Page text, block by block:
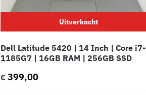
Uitverkocht
Dell Latitude 5420 | 14 Inch | Core i7-
1185G7 | 16GB RAM | 256GB SSD
€399,00